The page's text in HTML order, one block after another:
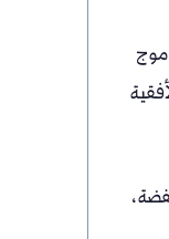
مع ارتفاع موج
الأفقية